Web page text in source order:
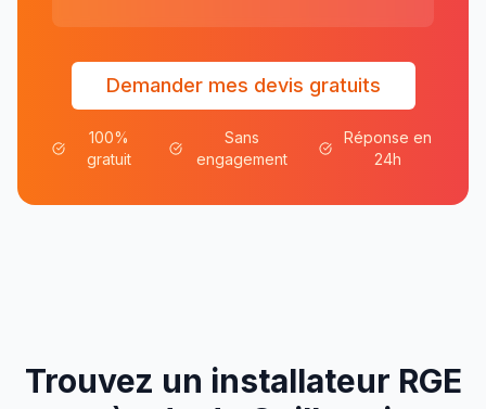
Demander mes devis gratuits
100%
gratuit
Sans
engagement
Réponse en
24h
Trouvez un installateur RGE